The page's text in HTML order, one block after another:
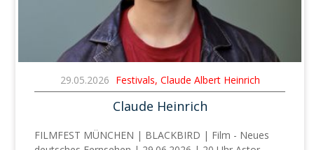
29.05.2026 Festivals, Claude Albert Heinrich
Claude Heinrich
FILMFEST MÜNCHEN | BLACKBIRD | Film - Neues